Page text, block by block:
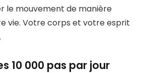
le mouvement de manière
vie. Votre corps et votre esprit
10 000 pas par jour